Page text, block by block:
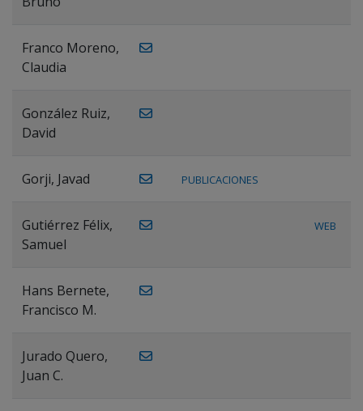
Franco Moreno,
Claudia
González Ruiz,
David
Gorji, Javad PUBLICACIONES
Gutiérrez Félix,
Samuel
WEB
Hans Bernete,
Francisco M.
Jurado Quero,
Juan C.